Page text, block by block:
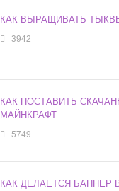
КАК ВЫРАЩИВАТЬ
3942
КАК ПОСТАВИТЬ
МАЙНКРАФТ
5749
КАК ДЕЛАЕТСЯ БАННЕР